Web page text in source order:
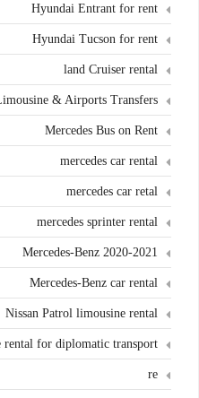
Hyundai Entrant for rent
Hyundai Tucson for rent
land Cruiser rental
& Airports Transfers
Mercedes Bus on Rent
mercedes car rental
mercedes car retal
mercedes sprinter rental
Mercedes-Benz 2020-2021
Mercedes-Benz car rental
Nissan Patrol limousine rental
rental for diplomatic transport
re